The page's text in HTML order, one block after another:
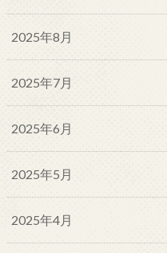
2025年8月
2025年7月
2025年6月
2025年5月
2025年4月